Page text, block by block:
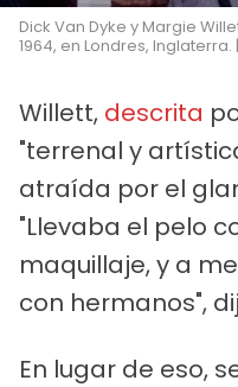
Dick Van Dyke y Margie
1964, en Londres,
Willett, descrita
"terrenal y
atraída por el
"Llevaba el pelo
maquillaje, y a
con hermanos",
En lugar de eso,